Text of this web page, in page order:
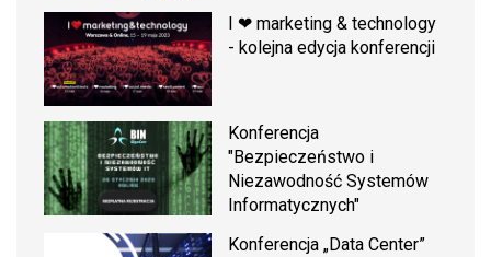
I ❤ marketing & technology
- kolejna edycja konferencji
Konferencja
"Bezpieczeństwo i
Niezawodność Systemów
Informatycznych"
Konferencja „Data Center”